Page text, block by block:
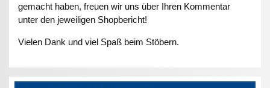
gemacht haben, freuen wir uns über Ihren Kommentar
unter den jeweiligen Shopbericht!
Vielen Dank und viel Spaß beim Stöbern.